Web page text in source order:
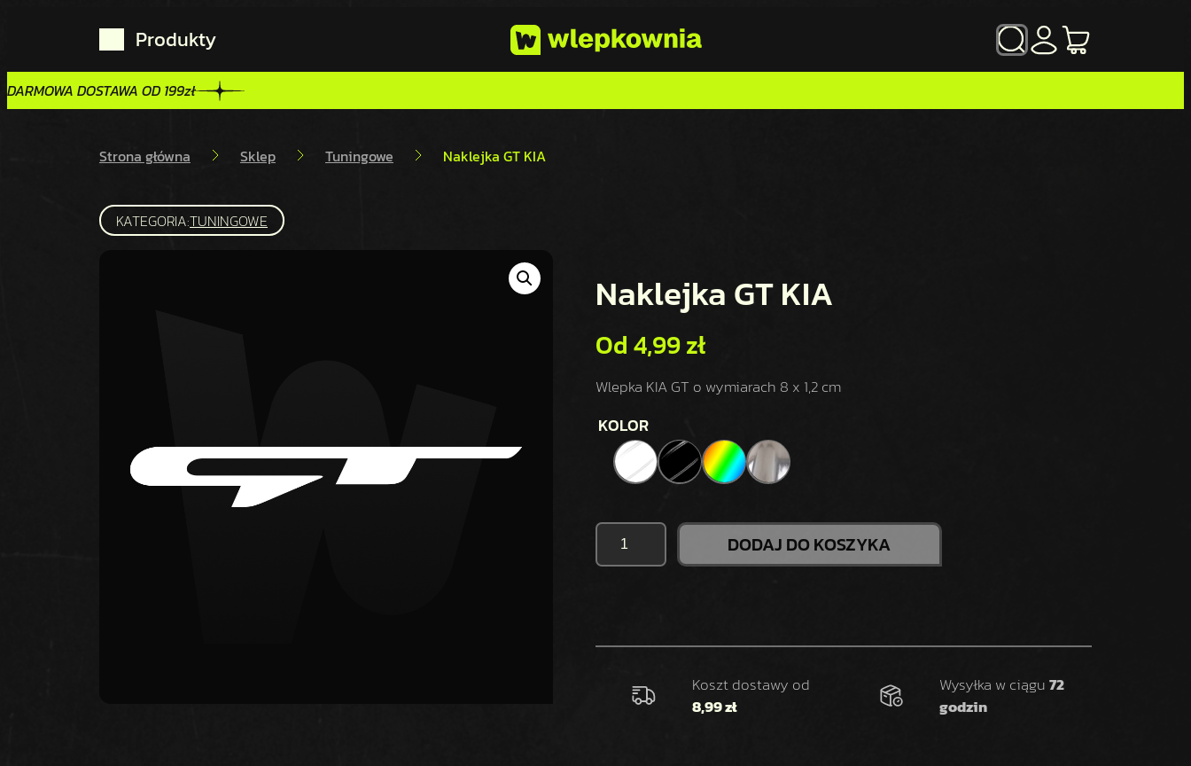
Produkty SZUKAJ
DARMOWA DOSTAWA OD 199zł
DARMOWA DOSTAWA OD 199zł
Strona główna Sklep Tuningowe Naklejka GT KIA
KATEGORIA:TUNINGOWE
Naklejka GT KIA
Od4,99zł
Wlepka KIA GT o wymiarach 8 x 1,2 cm
KOLOR
I
O
DODAJ DO KOSZYKA
Koszt dostawy od
8,99 zł
Wysyłka w ciągu72
godzin